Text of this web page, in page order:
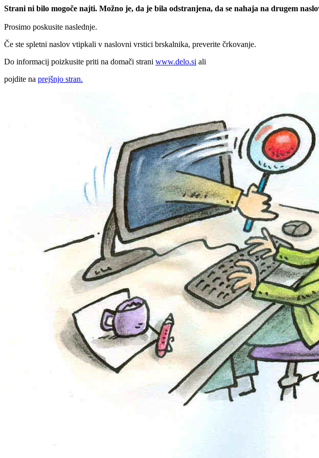
Strani ni bilo mogoče najti. Možno je, da je bila odstranjena, da se nahaja na drugem
Prosimo poskusite naslednje.
Če ste spletni naslov vtipkali v naslovni vrstici brskalnika, preverite črkovanje.
Do informacij poizkusite priti na domači strani www.delo.si ali
pojdite na prejšnjo stran.